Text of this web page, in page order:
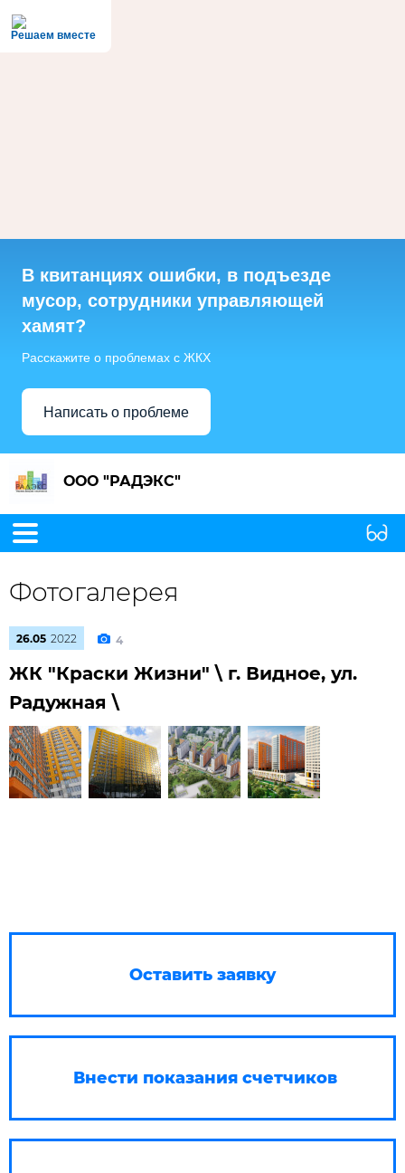
Решаем вместе
В квитанциях ошибки, в подъезде
мусор, сотрудники управляющей
хамят?
Расскажите о проблемах с ЖКХ
Написать о проблеме
ООО "РАДЭКС"
Фотогалерея
26.05 2022 4
ЖК "Краски Жизни" \ г. Видное, ул.
Радужная \
Оставить заявку
Внести показания счетчиков